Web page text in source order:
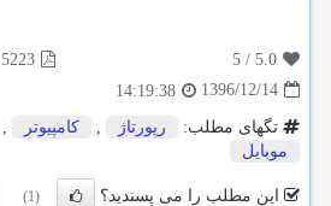
5.0
/
5
5223
1396/12/14
14:19:38
تگهای مطلب:
رپورتاژ كامپیوتر
موبایل
این مطلب را می پسندید؟ (1)